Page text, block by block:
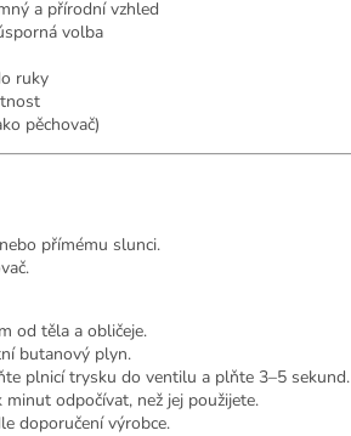
a přírodní vzhled
volba
ruky
pěchovač)
přímému slunci.
od těla a obličeje.
butanový plyn.
plnicí trysku do ventilu a plňte 3–5 sekund.
odpočívat, než jej použijete.
doporučení výrobce.